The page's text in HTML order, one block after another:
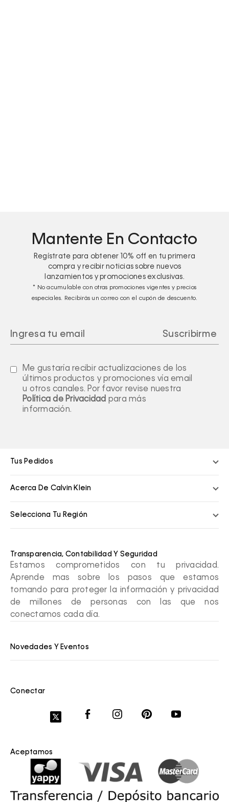
Mantente En Contacto
Regístrate para obtener 10% off en tu primera
compra y recibir noticias sobre nuevos
lanzamientos y promociones exclusivas.
* No acumulable con otras promociones vigentes y precios
especiales. Recibirás un correo con el cupón de descuento.
Me gustaría recibir actualizaciones de los
últimos productos y promociones vía email
u otros canales. Por favor revise nuestra
Política de Privacidad para más
información.
Tus Pedidos
Acerca De Calvin Klein
Selecciona Tu Región
Transparencia, Contabilidad Y Seguridad
Estamos comprometidos con tu privacidad.
Aprende mas sobre los pasos que estamos
tomando para proteger la información y privacidad
de millones de personas con las que nos
conectamos cada día.
Novedades Y Eventos
Conectar
Aceptamos